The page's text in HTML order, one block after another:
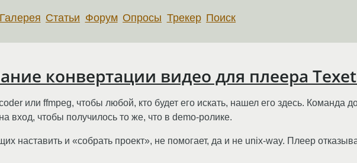
Галерея Статьи Форум Опросы Трекер Поиск
конвертации видео для плеера
или ffmpeg, чтобы любой, кто будет его искать, нашел его здесь. Команда
вход, чтобы получилось то же, что в demo-ролике.
наставить и «собрать проект», не помогает, да и не unix-way. Плеер